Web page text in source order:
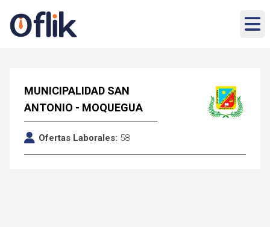
MUNICIPALIDAD SAN
ANTONIO - MOQUEGUA
Ofertas Laborales: 58